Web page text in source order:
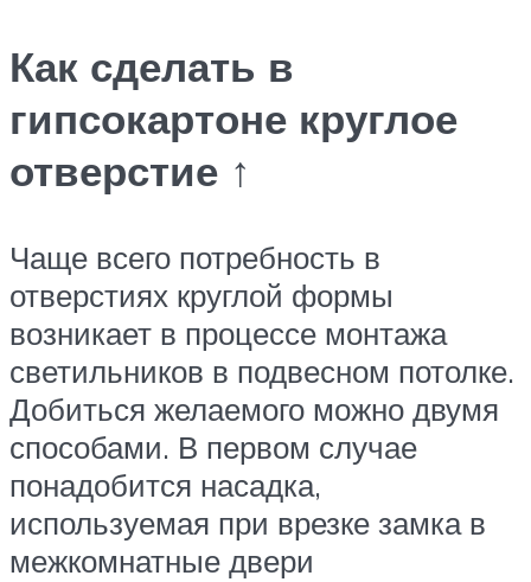
Как сделать в
гипсокартоне круглое
отверстие ↑
Чаще всего потребность в
отверстиях круглой формы
возникает в процессе монтажа
светильников в подвесном потолке.
Добиться желаемого можно двумя
способами. В первом случае
понадобится насадка,
используемая при врезке замка в
межкомнатные двери